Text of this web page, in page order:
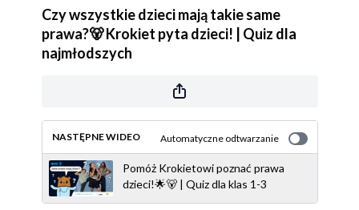
Czy wszystkie dzieci mają takie same
prawa?🐻 Krokiet pyta dzieci! | Quiz dla
najmłodszych
NASTĘPNE WIDEO Automatyczne odtwarzanie
Pomóż Krokietowi poznać prawa
dzieci!🌟🐻 | Quiz dla klas 1-3